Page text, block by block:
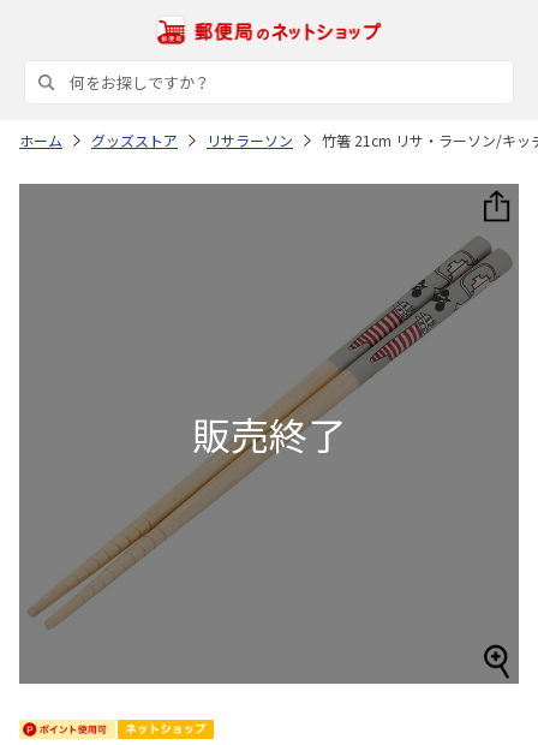
ホーム グッズストア リサラーソン 竹箸 21cm リサ・ラーソン/キッ